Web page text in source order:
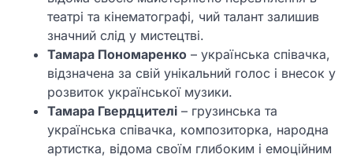
театрі та кінематографі, чий талант залишив
значний слід у мистецтві.
Тамара Пономаренко – українська співачка,
відзначена за свій унікальний голос і внесок у
розвиток української музики.
Тамара Гвердцителі – грузинська та
українська співачка, композиторка, народна
артистка, відома своїм глибоким і емоційним